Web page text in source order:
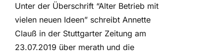
Unter der Überschrift “Alter Betrieb mit
vielen neuen Ideen” schreibt Annette
Clauß in der Stuttgarter Zeitung am
23.07.2019 über merath und die